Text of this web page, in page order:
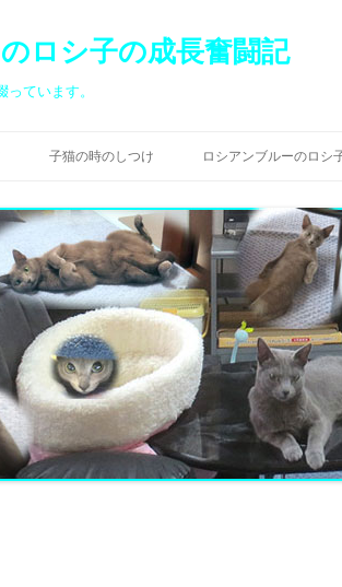
ロシ子の成長奮闘記
ています。
ン
へ
ス
キ
ッ
プ
子猫の時のしつけ ロシアンブルーのロシ